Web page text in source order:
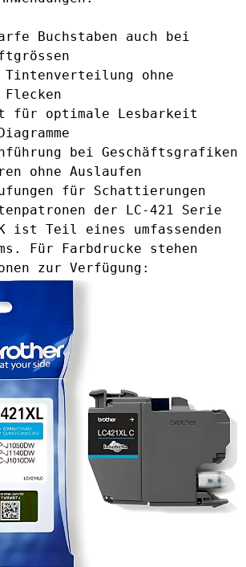
Buchstaben auch bei
Tintenverteilung ohne
für optimale Lesbarkeit
bei Geschäftsgrafiken
ohne Auslaufen
für Schattierungen
der LC-421 Serie
ist Teil eines umfassenden
Für Farbdrucke stehen
zur Verfügung: